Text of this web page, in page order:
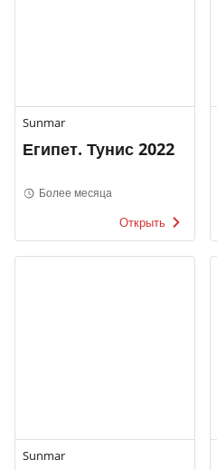
Sunmar
Египет. Тунис 2022
Более месяца
Открыть
Sunmar